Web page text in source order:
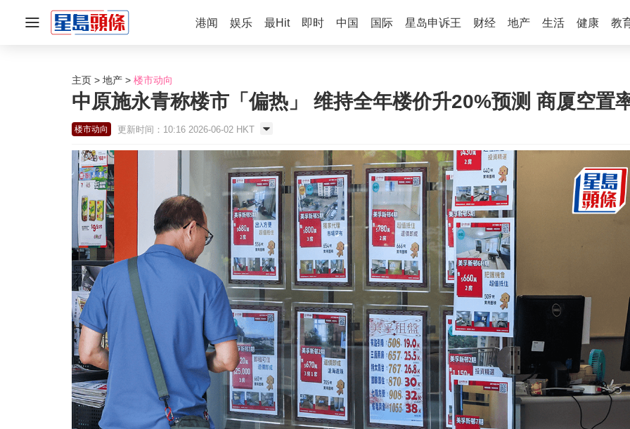
港闻 娱乐 最Hit 即时 中国 国际 星岛申诉王 财经 地产 生活 健康 教
主页 地产 楼市动向
中原施永青称楼市「偏热」 维持全年楼价升20%预测 商厦空置
楼市动向 更新时间：10:16 2026-06-02 HKT